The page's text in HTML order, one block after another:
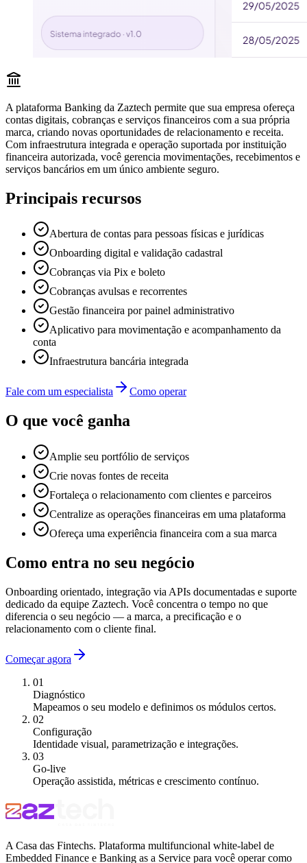
A plataforma Banking da Zaztech permite que sua empresa ofereça
contas digitais, cobranças e serviços financeiros com a sua própria
marca, criando novas oportunidades de relacionamento e receita.
Com infraestrutura integrada e operação suportada por instituição
financeira autorizada, você gerencia movimentações, recebimentos e
serviços bancários em um único ambiente seguro.
Principais recursos
Abertura de contas para pessoas físicas e jurídicas
Onboarding digital e validação cadastral
Cobranças via Pix e boleto
Cobranças avulsas e recorrentes
Gestão financeira por painel administrativo
Aplicativo para movimentação e acompanhamento da
conta
Infraestrutura bancária integrada
Fale com um especialista Como operar
O que você ganha
Amplie seu portfólio de serviços
Crie novas fontes de receita
Fortaleça o relacionamento com clientes e parceiros
Centralize as operações financeiras em uma plataforma
Ofereça uma experiência financeira com a sua marca
Como entra no seu negócio
Onboarding orientado, integração via APIs documentadas e suporte
dedicado da equipe Zaztech. Você concentra o tempo no que
diferencia o seu negócio — a marca, a precificação e o
relacionamento com o cliente final.
Começar agora
01
Diagnóstico
Mapeamos o seu modelo e definimos os módulos certos.
02
Configuração
Identidade visual, parametrização e integrações.
03
Go-live
Operação assistida, métricas e crescimento contínuo.
A Casa das Fintechs. Plataforma multifuncional white-label de
Embedded Finance e Banking as a Service para você operar como